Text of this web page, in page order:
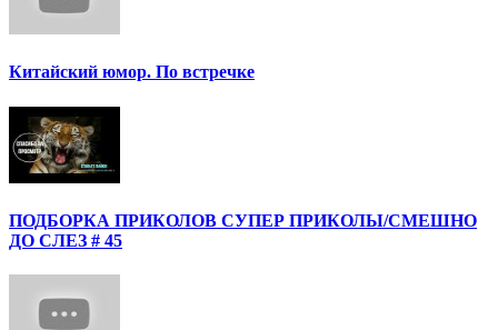
Китайский юмор. По встречке
ПОДБОРКА ПРИКОЛОВ СУПЕР ПРИКОЛЫ/СМЕШНО
ДО СЛЕЗ # 45